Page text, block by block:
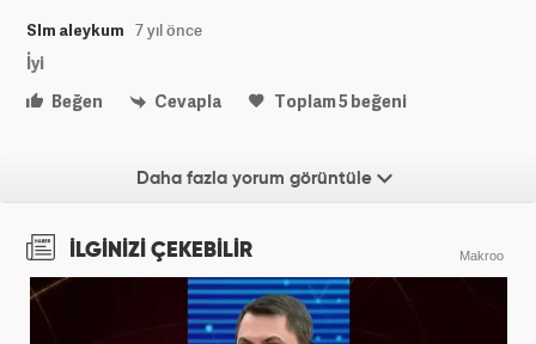
Slm aleykum 7 yıl önce
İyi
Beğen
Cevapla Toplam5beğeni
Daha fazla yorum görüntüle
İLGİNİZİ ÇEKEBİLİR Makroo